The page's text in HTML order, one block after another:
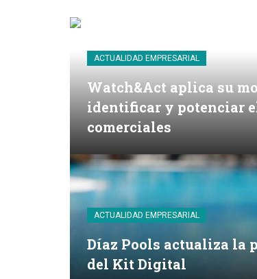
ACTUALIDAD EMPRESARIAL
Watch&Act aplica su
identificar y potenciar
comerciales
ACTUALIDAD EMPRESARIAL
Díaz Pools actualiza la
del Kit Digital